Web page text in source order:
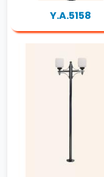
Y.A.5158